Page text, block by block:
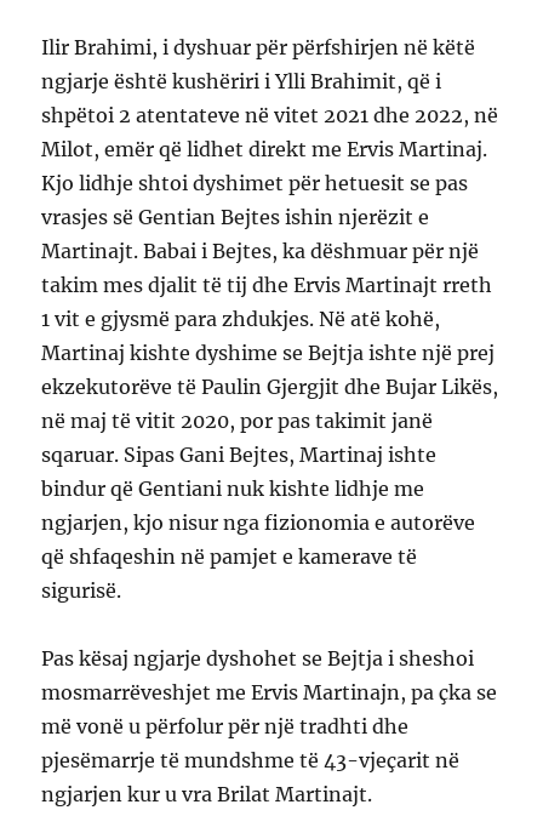
Ilir Brahimi, i dyshuar për përfshirjen në këtë
ngjarje është kushëriri i Ylli Brahimit, që i
shpëtoi 2 atentateve në vitet 2021 dhe 2022, në
Milot, emër që lidhet direkt me Ervis Martinaj.
Kjo lidhje shtoi dyshimet për hetuesit se pas
vrasjes së Gentian Bejtes ishin njerëzit e
Martinajt. Babai i Bejtes, ka dëshmuar për një
takim mes djalit të tij dhe Ervis Martinajt rreth
1 vit e gjysmë para zhdukjes. Në atë kohë,
Martinaj kishte dyshime se Bejtja ishte një prej
ekzekutorëve të Paulin Gjergjit dhe Bujar Likës,
në maj të vitit 2020, por pas takimit janë
sqaruar. Sipas Gani Bejtes, Martinaj ishte
bindur që Gentiani nuk kishte lidhje me
ngjarjen, kjo nisur nga fizionomia e autorëve
që shfaqeshin në pamjet e kamerave të
sigurisë.
Pas kësaj ngjarje dyshohet se Bejtja i sheshoi
mosmarrëveshjet me Ervis Martinajn, pa çka se
më vonë u përfolur për një tradhti dhe
pjesëmarrje të mundshme të 43-vjeçarit në
ngjarjen kur u vra Brilat Martinajt.